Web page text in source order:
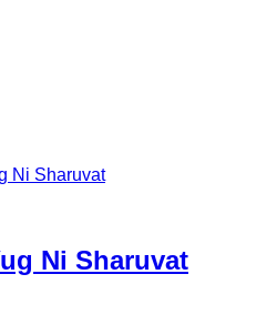
Ni Sharuvat